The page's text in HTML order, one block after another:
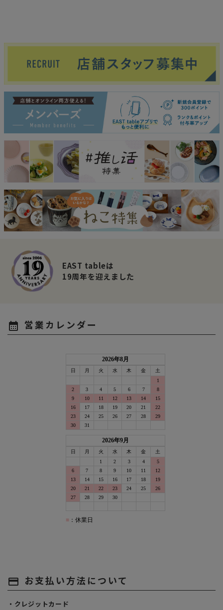
EAST tableは
19周年を迎えました
calendar_month 営業カレンダー
payment お支払い方法について
・クレジットカード